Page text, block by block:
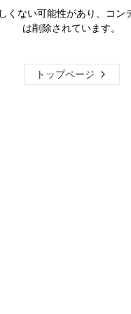
くない可能性があり、コン
は削除されています。
トップページ